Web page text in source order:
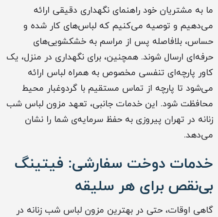
ما به مشتریان خود راهنمای نگهداری دقیقی ارائه
می‌دهیم و توصیه می‌کنیم که لباس‌های کار شده و
حساس، بلافاصله پس از مراسم به خشکشویی‌های
حرفه‌ای ارسال شوند. همچنین، برای نگهداری در منزل، یک
کاور پارچه‌ای تنفسی مخصوص به همراه لباس ارائه
می‌شود تا پارچه از تماس مستقیم با گردوغبار محیط
محافظت شود. این خدمات جانبی، تعهد مزون لباس شب
زنانه در تهران پیروزی به حفظ سرمایه‌ی شما را نشان
می‌دهد.
خدمات دوخت سفارشی: فیتینگ
بی‌نقص برای هر سلیقه
گاهی اوقات، حتی در بهترین مزون لباس شب زنانه در